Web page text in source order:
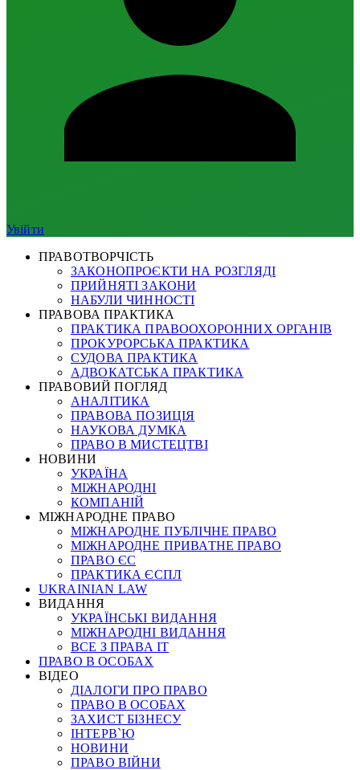
Увійти
ПРАВОТВОРЧІСТЬ
ЗАКОНОПРОЄКТИ НА РОЗГЛЯДІ
ПРИЙНЯТІ ЗАКОНИ
НАБУЛИ ЧИННОСТІ
ПРАВОВА ПРАКТИКА
ПРАКТИКА ПРАВООХОРОННИХ ОРГАНІВ
ПРОКУРОРСЬКА ПРАКТИКА
СУДОВА ПРАКТИКА
АДВОКАТСЬКА ПРАКТИКА
ПРАВОВИЙ ПОГЛЯД
АНАЛІТИКА
ПРАВОВА ПОЗИЦІЯ
НАУКОВА ДУМКА
ПРАВО В МИСТЕЦТВІ
НОВИНИ
УКРАЇНА
МІЖНАРОДНІ
КОМПАНІЙ
МІЖНАРОДНЕ ПРАВО
МІЖНАРОДНЕ ПУБЛІЧНЕ ПРАВО
МІЖНАРОДНЕ ПРИВАТНЕ ПРАВО
ПРАВО ЄС
ПРАКТИКА ЄСПЛ
UKRAINIAN LAW
ВИДАННЯ
УКРАЇНСЬКІ ВИДАННЯ
МІЖНАРОДНІ ВИДАННЯ
ВСЕ З ПРАВА ІТ
ПРАВО В ОСОБАХ
ВІДЕО
ДІАЛОГИ ПРО ПРАВО
ПРАВО В ОСОБАХ
ЗАХИСТ БІЗНЕСУ
ІНТЕРВ`Ю
НОВИНИ
ПРАВО ВІЙНИ